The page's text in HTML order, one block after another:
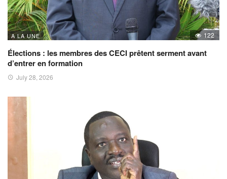
A LA UNE 122
Élections : les membres des CECI prêtent serment avant
d’entrer en formation
July 28, 2026